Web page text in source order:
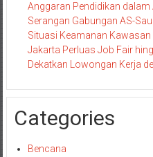
Anggaran Pendidikan dalam
Serangan Gabungan AS-
Situasi Keamanan
Jakarta Perluas Job Fair
Dekatkan Lowongan Kerja
Categories
Bencana